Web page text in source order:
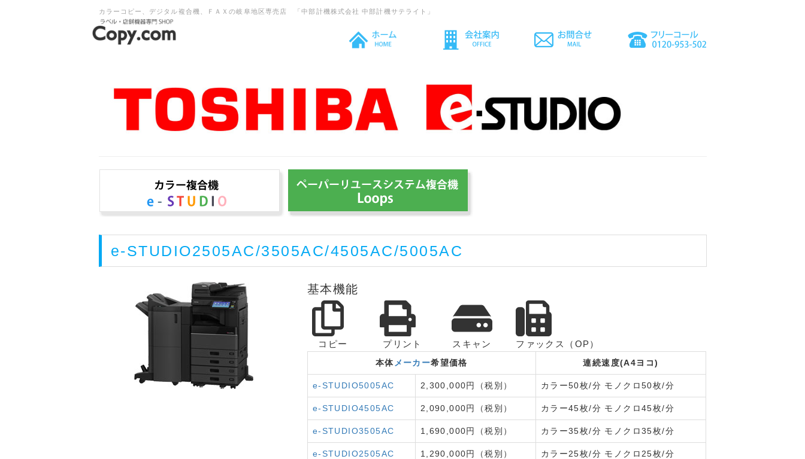
カラーコピー、デジタル複合機、ＦＡＸの岐阜地区専売店 「中部計機株式会社 中部計機サテライト」
e-STUDIO2505AC/3505AC/4505AC/5005AC
基本機能
コピー プリント スキャン ファックス（OP）
本体 メーカー希望価格 連続速度(A4ヨコ)
e-STUDIO5005AC 2,300,000円（税別） カラー50枚/分 モノクロ50枚/分
e-STUDIO4505AC 2,090,000円（税別） カラー45枚/分 モノクロ45枚/分
e-STUDIO3505AC 1,690,000円（税別） カラー35枚/分 モノクロ35枚/分
e-STUDIO2505AC 1,290,000円（税別） カラー25枚/分 モノクロ25枚/分